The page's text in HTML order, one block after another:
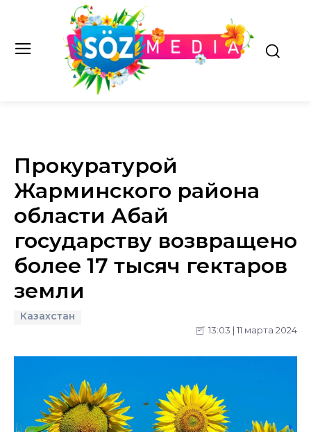
Прокуратурой
Жарминского района
области Абай
государству возвращено
более 17 тысяч гектаров
земли
Казахстан
13:03 | 11 марта 2024